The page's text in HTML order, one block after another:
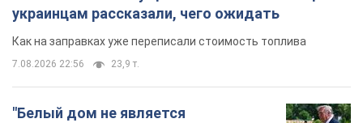
украинцам рассказали, чего ожидать
Как на заправках уже переписали стоимость топлива
7.08.2026 22:56 23,9 т.
"Белый дом не является